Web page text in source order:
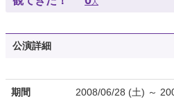
人
公演詳細
期間 2008/06/28 (土) ～